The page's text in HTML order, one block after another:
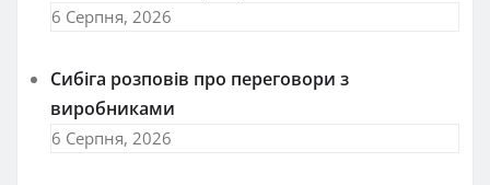
6 Серпня, 2026
Сибіга розповів про переговори з
виробниками
6 Серпня, 2026